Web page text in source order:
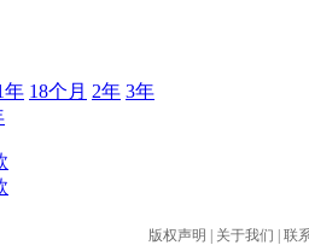
年 18个月 2年 3年
版权声明 关于我们 联